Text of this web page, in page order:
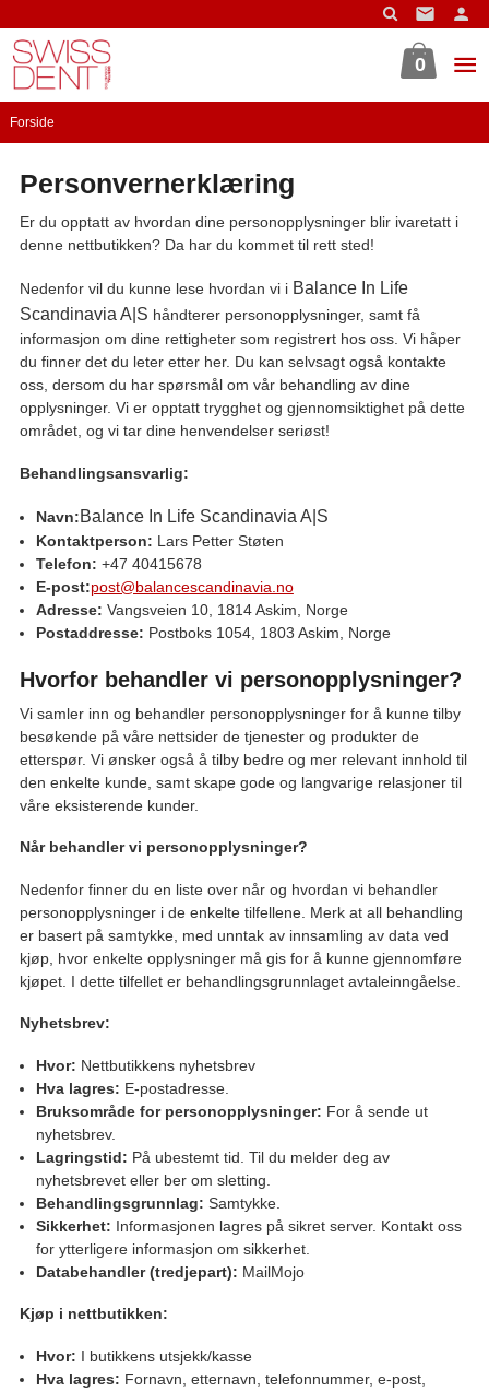
til
innholdet
0
Forside
Personvernerklæring
Er du opptatt av hvordan dine personopplysninger blir ivaretatt i
denne nettbutikken? Da har du kommet til rett sted!
Nedenfor vil du kunne lese hvordan vi i Balance In Life
Scandinavia A|S håndterer personopplysninger, samt få
informasjon om dine rettigheter som registrert hos oss. Vi håper
du finner det du leter etter her. Du kan selvsagt også kontakte
oss, dersom du har spørsmål om vår behandling av dine
opplysninger. Vi er opptatt trygghet og gjennomsiktighet på dette
området, og vi tar dine henvendelser seriøst!
Behandlingsansvarlig:
Navn:Balance In Life Scandinavia A|S
Kontaktperson: Lars Petter Støten
Telefon: +47 40415678
E-post:post@balancescandinavia.no
Adresse: Vangsveien 10, 1814 Askim, Norge
Postaddresse: Postboks 1054, 1803 Askim, Norge
Hvorfor behandler vi personopplysninger?
Vi samler inn og behandler personopplysninger for å kunne tilby
besøkende på våre nettsider de tjenester og produkter de
etterspør. Vi ønsker også å tilby bedre og mer relevant innhold til
den enkelte kunde, samt skape gode og langvarige relasjoner til
våre eksisterende kunder.
Når behandler vi personopplysninger?
Nedenfor finner du en liste over når og hvordan vi behandler
personopplysninger i de enkelte tilfellene. Merk at all behandling
er basert på samtykke, med unntak av innsamling av data ved
kjøp, hvor enkelte opplysninger må gis for å kunne gjennomføre
kjøpet. I dette tilfellet er behandlingsgrunnlaget avtaleinngåelse.
Nyhetsbrev:
Hvor: Nettbutikkens nyhetsbrev
Hva lagres: E-postadresse.
Bruksområde for personopplysninger: For å sende ut
nyhetsbrev.
Lagringstid: På ubestemt tid. Til du melder deg av
nyhetsbrevet eller ber om sletting.
Behandlingsgrunnlag: Samtykke.
Sikkerhet: Informasjonen lagres på sikret server. Kontakt oss
for ytterligere informasjon om sikkerhet.
Databehandler (tredjepart): MailMojo
Kjøp i nettbutikken:
Hvor: I butikkens utsjekk/kasse
Hva lagres: Fornavn, etternavn, telefonnummer, e-post,